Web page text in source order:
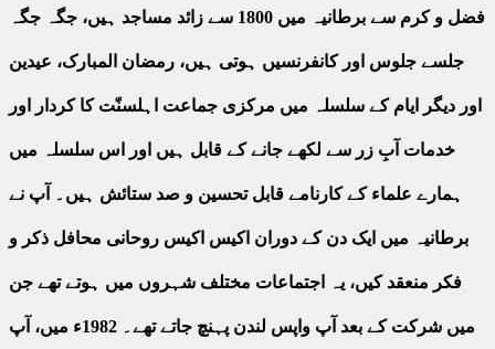
فضل و کرم سے برطانیہ میں 1800 سے زائد مساجد ہیں، جگہ جگہ
جلسے جلوس اور کانفرنسیں ہوتی ہیں، رمضان المبارک، عیدین
اور دیگر ایام کے سلسلہ میں مرکزی جماعت اہلسنّت کا کردار اور
خدمات آبِ زر سے لکھے جانے کے قابل ہیں اور اس سلسلہ میں
ہمارے علماء کے کارنامے قابل تحسین و صد ستائش ہیں۔ آپ نے
برطانیہ میں ایک دن کے دوران اکیس اکیس روحانی محافل ذکر و
فکر منعقد کیں، یہ اجتماعات مختلف شہروں میں ہوتے تھے جن
میں شرکت کے بعد آپ واپس لندن پہنچ جاتے تھے۔ 1982ء میں، آپ